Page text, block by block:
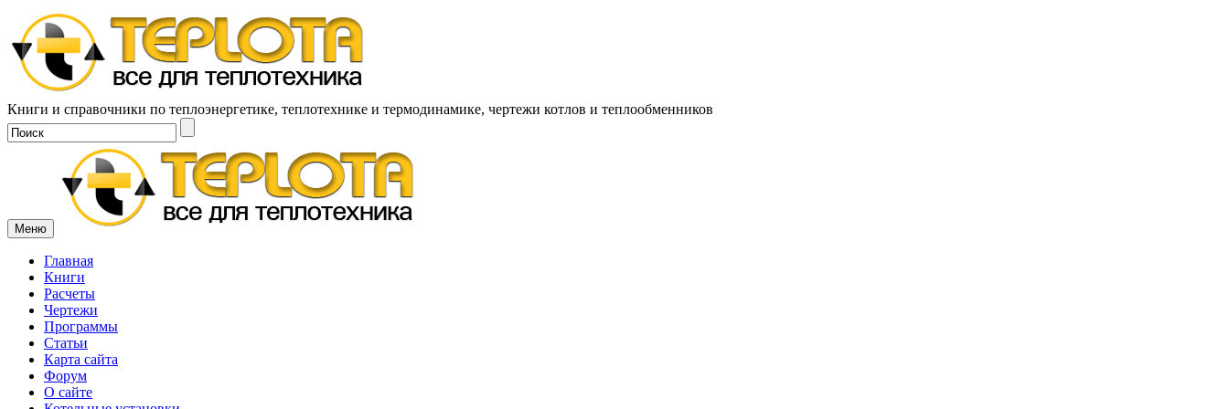
Книги и справочники по теплоэнергетике, теплотехнике и термодинамике, чертежи котлов и теплообменников
Меню
Главная
Книги
Расчеты
Чертежи
Программы
Статьи
Карта сайта
Форум
О сайте